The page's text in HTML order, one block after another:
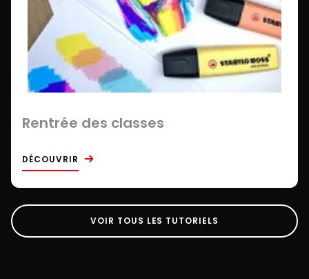
Rentrée des classes
DÉCOUVRIR
VOIR TOUS LES TUTORIELS